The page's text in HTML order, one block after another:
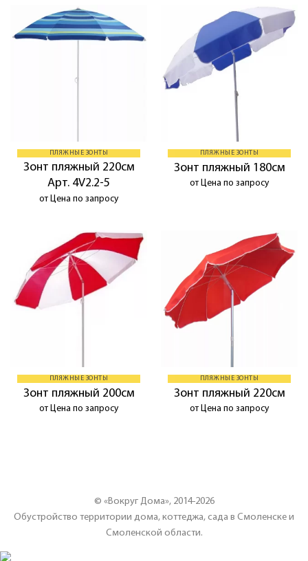
ПЛЯЖНЫЕ ЗОНТЫ
Зонт пляжный 220см
Арт. 4V2.2-5
от Цена по запросу
ПЛЯЖНЫЕ ЗОНТЫ
Зонт пляжный 180см
от Цена по запросу
ПЛЯЖНЫЕ ЗОНТЫ
Зонт пляжный 200см
от Цена по запросу
ПЛЯЖНЫЕ ЗОНТЫ
Зонт пляжный 220см
от Цена по запросу
© «Вокруг Дома», 2014-2026
Обустройство территории дома, коттеджа, сада в Смоленске и
Смоленской области.